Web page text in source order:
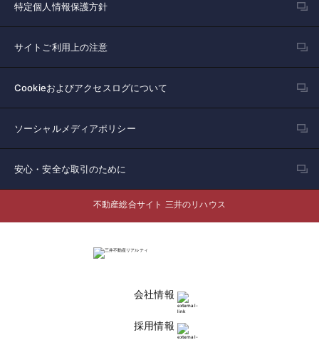
特定個人情報保護方針
サイトご利用上の注意
Cookieおよびアクセスログについて
ソーシャルメディアポリシー
安心・安全な取引のために
不動産総合サイト 三井のリハウス
会社情報
採用情報